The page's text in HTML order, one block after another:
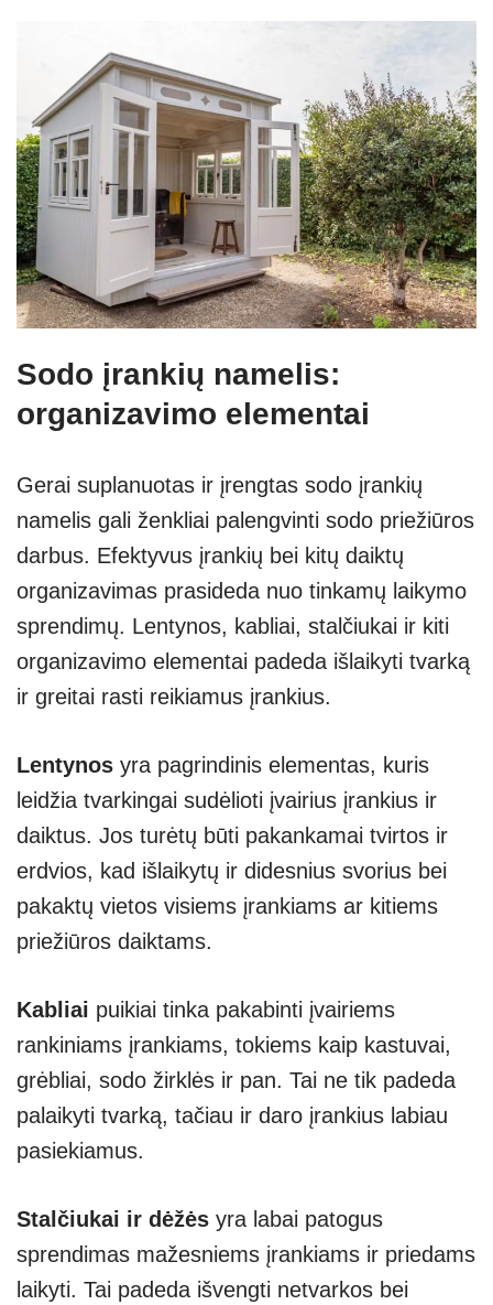
Sodo įrankių namelis:
organizavimo elementai
Gerai suplanuotas ir įrengtas sodo įrankių
namelis gali ženkliai palengvinti sodo priežiūros
darbus. Efektyvus įrankių bei kitų daiktų
organizavimas prasideda nuo tinkamų laikymo
sprendimų. Lentynos, kabliai, stalčiukai ir kiti
organizavimo elementai padeda išlaikyti tvarką
ir greitai rasti reikiamus įrankius.
Lentynos yra pagrindinis elementas, kuris
leidžia tvarkingai sudėlioti įvairius įrankius ir
daiktus. Jos turėtų būti pakankamai tvirtos ir
erdvios, kad išlaikytų ir didesnius svorius bei
pakaktų vietos visiems įrankiams ar kitiems
priežiūros daiktams.
Kabliai puikiai tinka pakabinti įvairiems
rankiniams įrankiams, tokiems kaip kastuvai,
grėbliai, sodo žirklės ir pan. Tai ne tik padeda
palaikyti tvarką, tačiau ir daro įrankius labiau
pasiekiamus.
Stalčiukai ir dėžės yra labai patogus
sprendimas mažesniems įrankiams ir priedams
laikyti. Tai padeda išvengti netvarkos bei